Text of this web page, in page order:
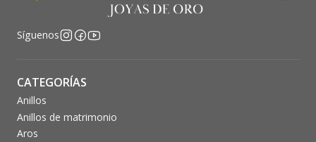
Síguenos
CATEGORÍAS
Anillos
Anillos de matrimonio
Aros